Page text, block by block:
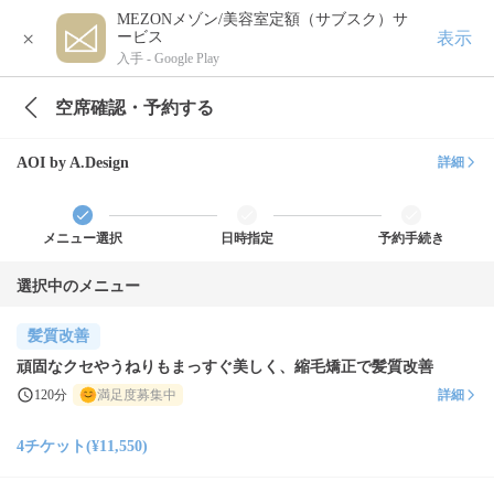
×
MEZONメゾン/美容室定額（サブスク）サ
ービス
入手 - Google Play
表示
空席確認・予約する
AOI by A.Design 詳細
メニュー選択 日時指定 予約手続き
選択中のメニュー
髪質改善
頑固なクセやうねりもまっすぐ美しく、縮毛矯正で髪質改善
120分 満足度募集中 詳細
4チケット(¥11,550)